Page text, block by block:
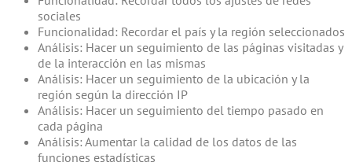
sociales
Funcionalidad: Recordar el país y la región seleccionados
Análisis: Hacer un seguimiento de las páginas visitadas y
de la interacción en las mismas
Análisis: Hacer un seguimiento de la ubicación y la
región según la dirección IP
Análisis: Hacer un seguimiento del tiempo pasado en
cada página
Análisis: Aumentar la calidad de los datos de las
funciones estadísticas